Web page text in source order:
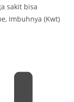
sakit bisa
Imbuhnya (Kwt)